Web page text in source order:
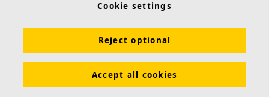
Classe d'absorption B
Différentes épaisseurs et tailles de panneaux créent
Cookie settings
Reject optional
Accept all cookies